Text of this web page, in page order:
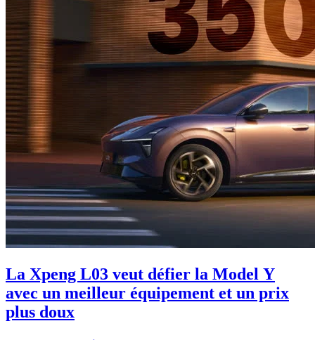
La Xpeng L03 veut défier la Model Y
avec un meilleur équipement et un prix
plus doux